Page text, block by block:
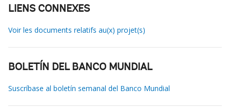
LIENS CONNEXES
Voir les documents relatifs au(x) projet(s)
BOLETÍN DEL BANCO MUNDIAL
Suscríbase al boletín semanal del Banco Mundial